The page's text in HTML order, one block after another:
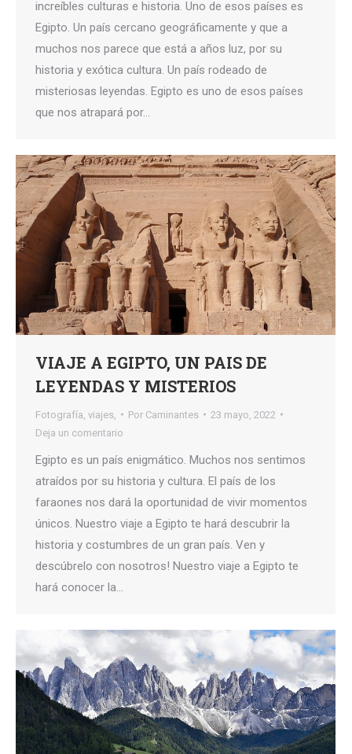
increíbles culturas e historia. Uno de esos países es
Egipto. Un país cercano geográficamente y que a
muchos nos parece que está a años luz, por su
historia y exótica cultura. Un país rodeado de
misteriosas leyendas. Egipto es uno de esos países
que nos atrapará por…
VIAJE A EGIPTO, UN PAIS DE
LEYENDAS Y MISTERIOS
Fotografía viajes, Por Caminantes
23 mayo, 2022
Deja un comentario
Egipto es un país enigmático. Muchos nos sentimos
atraídos por su historia y cultura. El país de los
faraones nos dará la oportunidad de vivir momentos
únicos. Nuestro viaje a Egipto te hará descubrir la
historia y costumbres de un gran país. Ven y
descúbrelo con nosotros! Nuestro viaje a Egipto te
hará conocer la…